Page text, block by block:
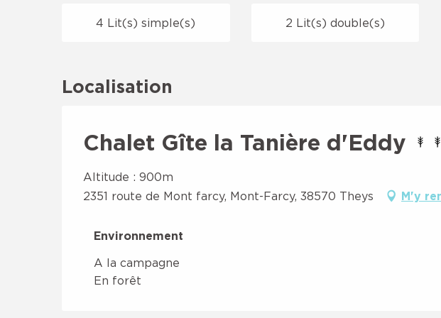
4 Lit(s) simple(s) 2 Lit(s) double(s)
Localisation
Chalet Gîte la Tanière d'Eddy
Altitude : 900m
2351 route de Mont farcy, Mont-Farcy, 38570 Theys
M'y
Environnement
Environnement
A la campagne
En forêt